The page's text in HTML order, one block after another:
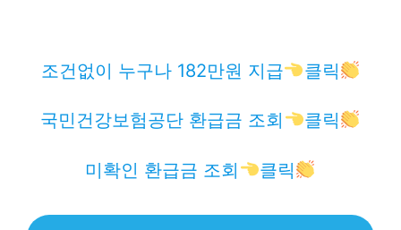
조건없이 누구나 182만원 지급 클릭
국민건강보험공단 환급금 조회 클릭
미확인 환급금 조회 클릭